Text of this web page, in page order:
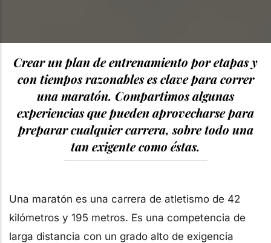
Crear un plan de entrenamiento por etapas y
con tiempos razonables es clave para correr
una maratón. Compartimos algunas
experiencias que pueden aprovecharse para
preparar cualquier carrera, sobre todo una
tan exigente como éstas.
Una maratón es una carrera de atletismo de 42
kilómetros y 195 metros. Es una competencia de
larga distancia con un grado alto de exigencia